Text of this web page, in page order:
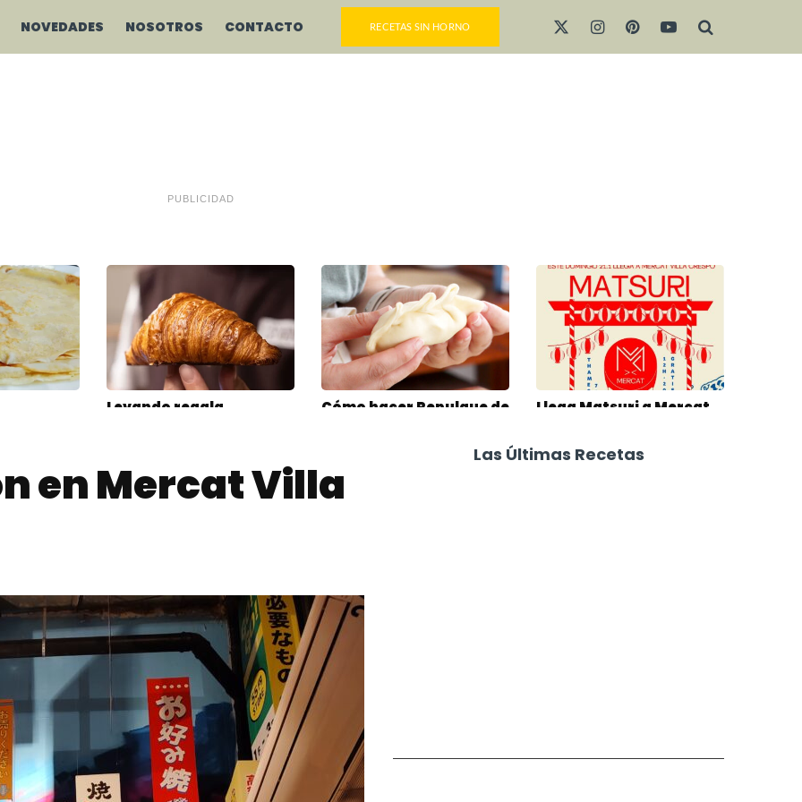
NOVEDADES NOSOTROS CONTACTO RECETAS SIN HORNO
PUBLICIDAD
Levando regala
Cómo hacer Repulgue de
Llega Matsuri a Mercat
en Mercat Villa
Las Últimas Recetas